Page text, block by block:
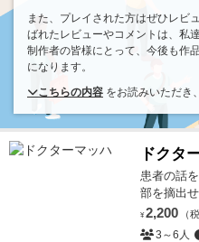
また、プレイされた方はぜひレビ
ばれたレビューやコメントは、私
制作者の皆様にとって、今後も作
になります。
こちらの内容 をお読みいただき
ドクタ
患者の話
部を摘出せ
¥ 2,200 （
3～6人